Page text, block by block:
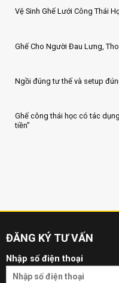
Vệ Sinh Ghế Lưới Công Thái
Ghế Cho Người Đau Lưng,
Ngồi đúng tư thế và setup
Ghế công thái học có tác
tiền”
ĐĂNG KÝ TƯ VẤN
Nhập số điện thoại